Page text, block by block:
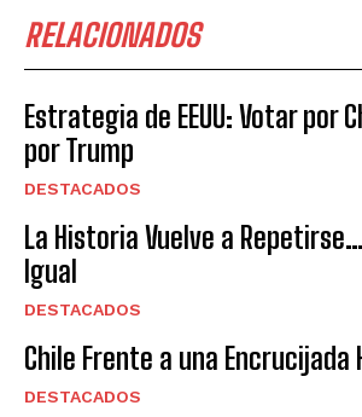
RELACIONADOS
Estrategia de EEUU: Votar por
por Trump
DESTACADOS
La Historia Vuelve a
Igual
DESTACADOS
Chile Frente a una Encrucijada
DESTACADOS